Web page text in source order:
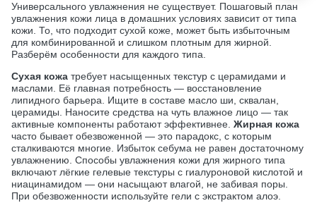
Универсального увлажнения не существует. Пошаговый план
увлажнения кожи лица в домашних условиях зависит от типа
кожи. То, что подходит сухой коже, может быть избыточным
для комбинированной и слишком плотным для жирной.
Разберём особенности для каждого типа.
Сухая кожа требует насыщенных текстур с церамидами и
маслами. Её главная потребность — восстановление
липидного барьера. Ищите в составе масло ши, сквалан,
церамиды. Наносите средства на чуть влажное лицо — так
активные компоненты работают эффективнее. Жирная кожа
часто бывает обезвоженной — это парадокс, с которым
сталкиваются многие. Избыток себума не равен достаточному
увлажнению. Способы увлажнения кожи для жирного типа
включают лёгкие гелевые текстуры с гиалуроновой кислотой и
ниацинамидом — они насыщают влагой, не забивая поры.
При обезвоженности используйте гели с экстрактом алоэ.